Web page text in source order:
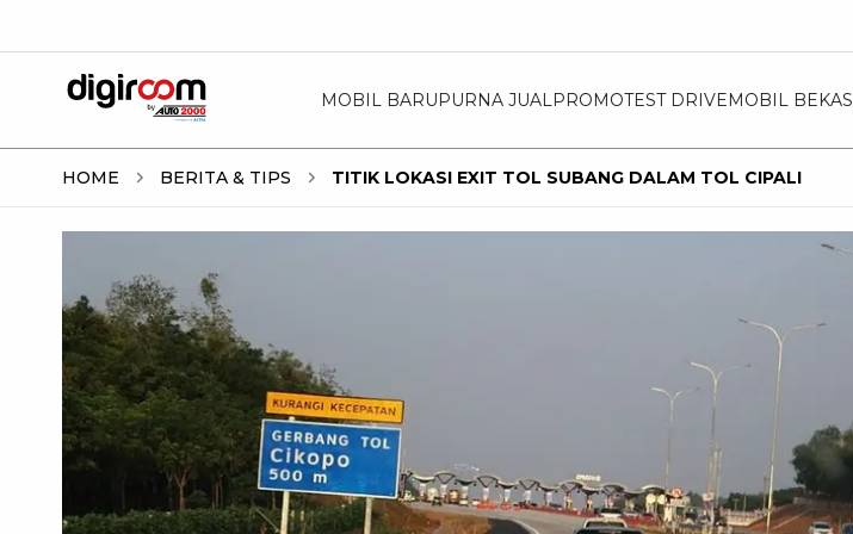
MOBIL BARUPURNA JUAL PROMOTEST DRIVEMOBIL BEKAS
HOME BERITA & TIPS TITIK LOKASI EXIT TOL SUBANG DALAM TOL CIPALI